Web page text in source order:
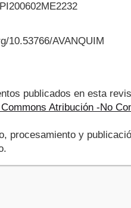
10.53766/AVANQUIM
publicados en esta
Atribución -No
procesamiento y